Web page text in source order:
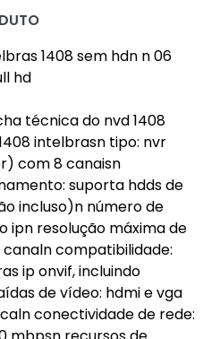
1408 sem hdn n 06
hd
técnica do nvd 1408
intelbrasn tipo: nvr
com 8 canaisn
suporta hdds de
incluso)n número de
ipn resolução máxima de
compatibilidade:
ip onvif, incluindo
de vídeo: hdmi e vga
conectividade de rede: